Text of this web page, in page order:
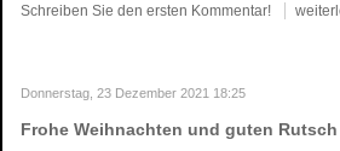
Schreiben Sie den ersten Kommentar!
Donnerstag, 23 Dezember 2021 18:25
Frohe Weihnachten und guten Rutsch